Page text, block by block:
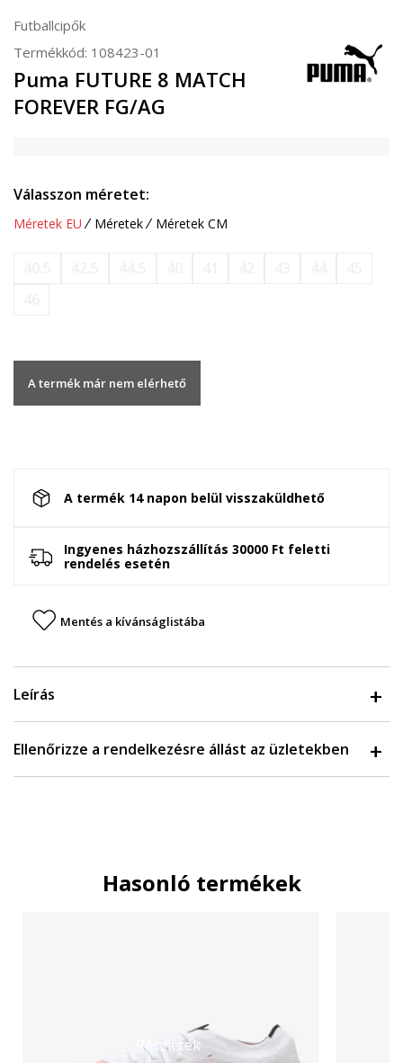
Futballcipők
Termékkód: 108423-01
Puma FUTURE 8 MATCH
FOREVER FG/AG
Válasszon méretet:
Méretek EU Méretek Méretek CM
A termék már nem elérhető
A termék 14 napon belül visszaküldhető
Ingyenes házhozszállítás 30000 Ft feletti
rendelés esetén
Mentés a kívánságlistába
Leírás
Ellenőrizze a rendelkezésre állást az üzletekben
Hasonló termékek
Részletek